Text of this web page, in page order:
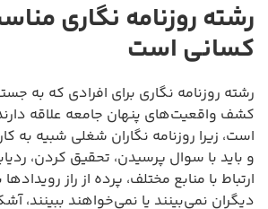
رشته روزنامه نگاری
کسانی است
رشته روزنامه نگاری برای افرادی که به
کشف واقعیت‌های پنهان جامعه علاقه
است، زیرا روزنامه نگاران شغلی شبیه به
و باید با سوال پرسیدن، تحقیق کردن،
ارتباط با منابع مختلف، پرده از راز
دیگران نمی‌بینند یا نمی‌خواهند ببینند،